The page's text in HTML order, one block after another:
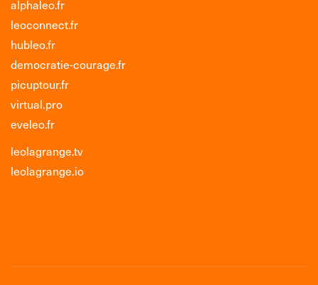
alphaleo.fr
leoconnect.fr
hubleo.fr
democratie-courage.fr
picuptour.fr
virtual.pro
eveleo.fr
leolagrange.tv
leolagrange.io